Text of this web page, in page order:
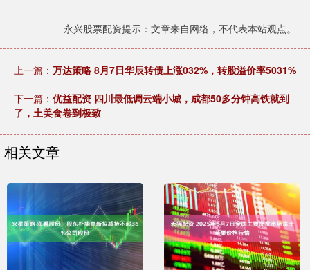
永兴股票配资提示：文章来自网络，不代表本站观点。
上一篇： 万达策略 8月7日华辰转债上涨032%，转股溢价率5031%
下一篇： 优益配资 四川最低调云端小城，成都50多分钟高铁就到
了，土美食卷到极致
相关文章